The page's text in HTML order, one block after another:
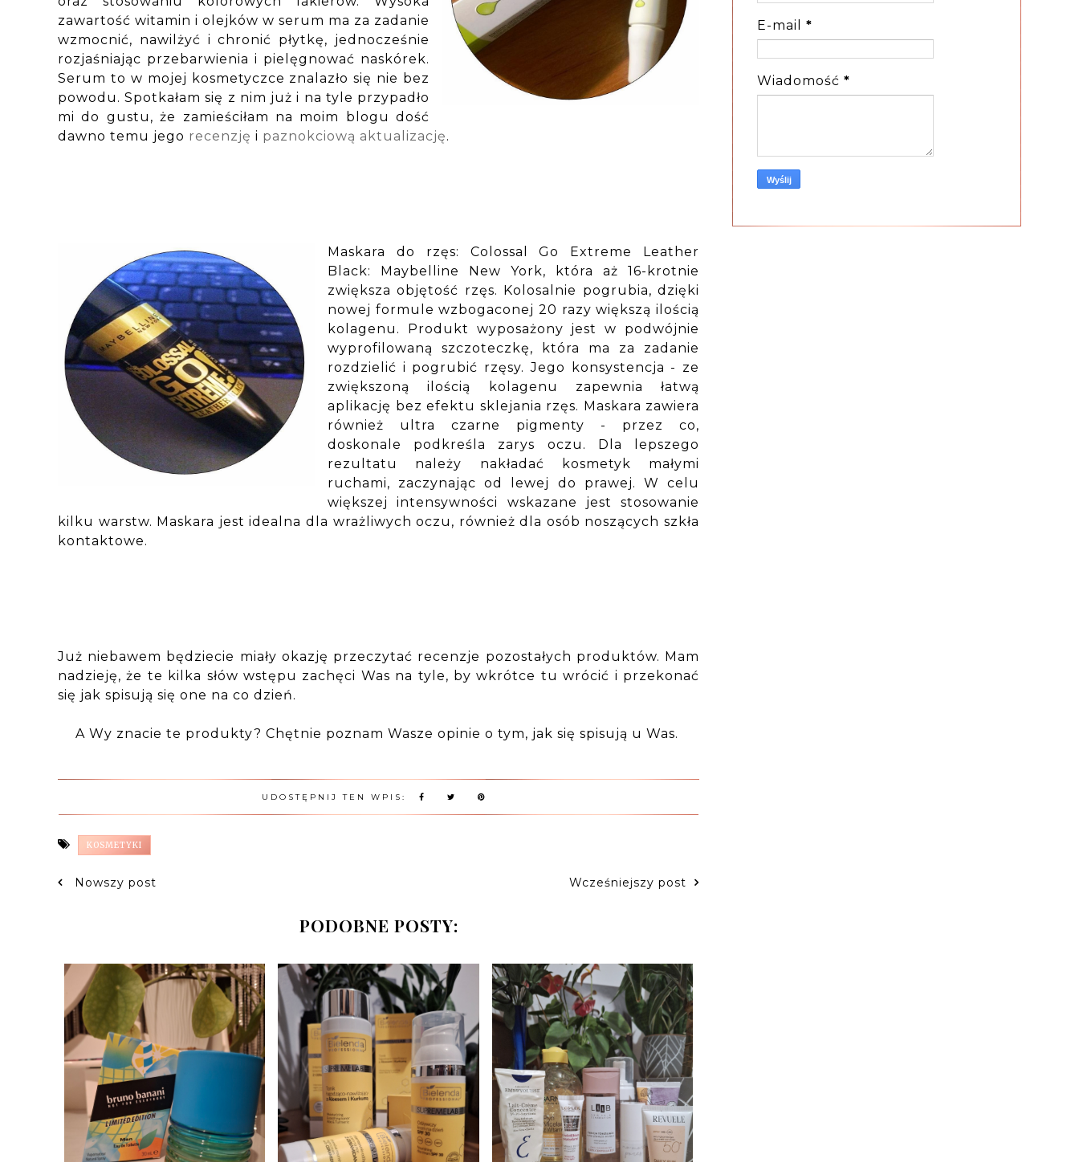
zawartość witamin i olejków w serum ma za zadanie
wzmocnić, nawilżyć i chronić płytkę, jednocześnie
rozjaśniając przebarwienia i pielęgnować naskórek.
Serum to w mojej kosmetyczce znalazło się nie bez
powodu. Spotkałam się z nim już i na tyle przypadło
mi do gustu, że zamieściłam na moim blogu dość
dawno temu jego recenzję i paznokciową aktualizację.
Maskara do rzęs: Colossal Go Extreme Leather
Black: Maybelline New York, która aż 16-krotnie
zwiększa objętość rzęs. Kolosalnie pogrubia, dzięki
nowej formule wzbogaconej 20 razy większą ilością
kolagenu. Produkt wyposażony jest w podwójnie
wyprofilowaną szczoteczkę, która ma za zadanie
rozdzielić i pogrubić rzęsy. Jego konsystencja - ze
zwiększoną ilością kolagenu zapewnia łatwą
aplikację bez efektu sklejania rzęs. Maskara zawiera
również ultra czarne pigmenty - przez co,
doskonale podkreśla zarys oczu. Dla lepszego
rezultatu należy nakładać kosmetyk małymi
ruchami, zaczynając od lewej do prawej. W celu
większej intensywności wskazane jest stosowanie
kilku warstw. Maskara jest idealna dla wrażliwych oczu, również dla osób noszących szkła
kontaktowe.
Już niebawem będziecie miały okazję przeczytać recenzje pozostałych produktów. Mam
nadzieję, że te kilka słów wstępu zachęci Was na tyle, by wkrótce tu wrócić i przekonać
się jak spisują się one na co dzień.
A Wy znacie te produkty? Chętnie poznam Wasze opinie o tym, jak się spisują u Was.
UDOSTĘPNIJ TEN WPIS:
KOSMETYKI
Nowszy post Wcześniejszy post
PODOBNE POSTY:
E-mail *
Wiadomość *